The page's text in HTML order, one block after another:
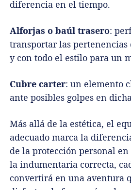
diferencia en el tiempo.
Alforjas o baúl trasero:
transportar las pertenencias
y con todo el estilo para un
Cubre carter: un elemento
ante posibles golpes en
Más allá de la estética, el
adecuado marca la
de la protección personal
la indumentaria correcta,
convertirá en una aventura